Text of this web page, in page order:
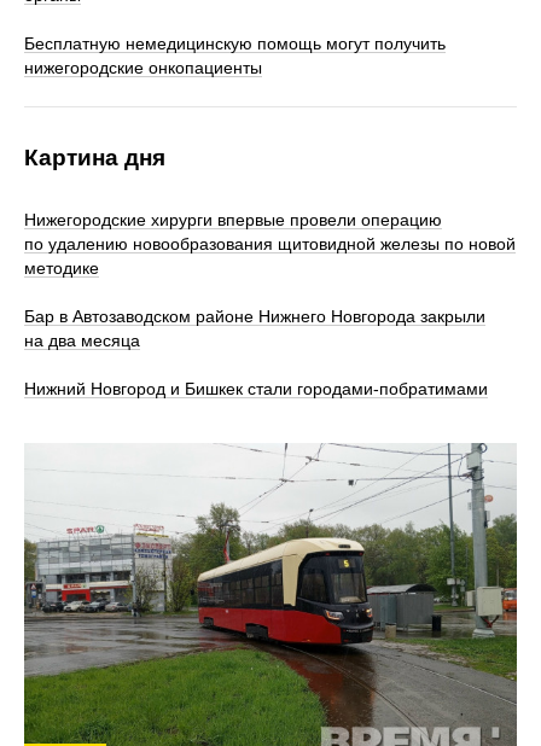
Бесплатную немедицинскую помощь могут получить
нижегородские онкопациенты
Картина дня
Нижегородские хирурги впервые провели операцию
по удалению новообразования щитовидной железы по новой
методике
Бар в Автозаводском районе Нижнего Новгорода закрыли
на два месяца
Нижний Новгород и Бишкек стали городами-побратимами